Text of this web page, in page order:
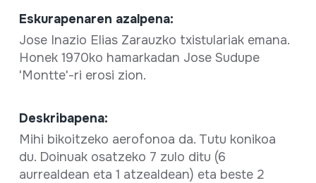
Eskurapenaren azalpena:
Jose Inazio Elias Zarauzko txistulariak emana.
Honek 1970ko hamarkadan Jose Sudupe
'Montte'-ri erosi zion.
Deskribapena:
Mihi bikoitzeko aerofonoa da. Tutu konikoa
du. Doinuak osatzeko 7 zulo ditu (6
aurrealdean eta 1 atzealdean) eta beste 2